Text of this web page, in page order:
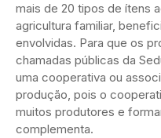
mais de 20 tipos de ítens
agricultura familiar,
envolvidas. Para que os
chamadas públicas da
uma cooperativa ou
produção, pois o
muitos produtores e
complementa.